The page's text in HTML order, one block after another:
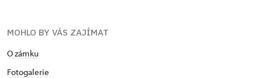
MOHLO BY VÁS ZAJÍMAT
O zámku
Fotogalerie